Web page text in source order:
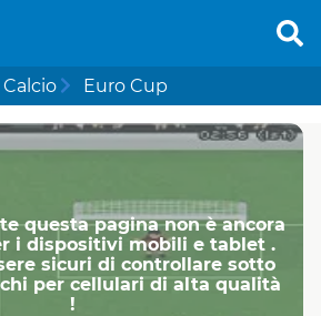
Calcio Euro Cup
questa pagina non è ancora
i dispositivi mobili e tablet .
sicuri di controllare sotto
per cellulari di alta qualità
!